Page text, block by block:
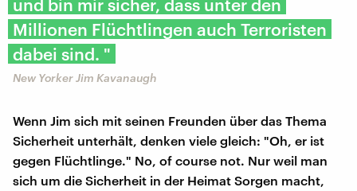
und bin mir sicher, dass unter den
Millionen Flüchtlingen auch Terroristen
dabei sind. "
New Yorker Jim Kavanaugh
Wenn Jim sich mit seinen Freunden über das Thema
Sicherheit unterhält, denken viele gleich: "Oh, er ist
gegen Flüchtlinge." No, of course not. Nur weil man
sich um die Sicherheit in der Heimat Sorgen macht,